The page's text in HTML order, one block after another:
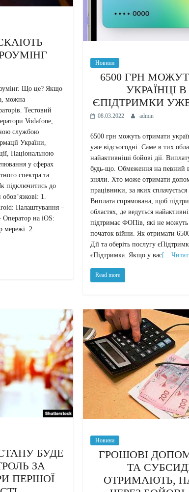
Що це? Якщо
можна
Тестовий
Vodafone,
службою
України,
Національною
у сферах
спектра та
підключитись до
1.
Налаштування –
на iOS:
мережі. 2.
Новини
6500 ГРН
УКРАЇНЦІ
ЄПІДТРИМКИ
08.03.2022 admin
6500 грн можуть отримати
уже відсьогодні. Саме в тих
найактивніші бойові дії.
будь-що. Обмеження на певний
зняли. Хто може отримати
працівники, за яких
Виплата спрямована, щоб
областях, де ведуться
підтримає ФОПів, які не можуть
початок війни. Як отримати
Дії та оберіть послугу
єПідтримка. Якщо у вас
Read more
БУДЕ
ЗА
ПЕРШОЇ
Новини
ГРОШОВІ
ТА
ОТРИМАЮТЬ,